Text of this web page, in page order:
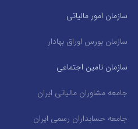
سازمان امور مالیاتی
سازمان بورس اوراق بهادار
سازمان تامین اجتماعی
جامعه مشاوران مالیاتی ایران
جامعه حسابداران رسمی ایران